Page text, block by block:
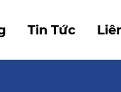
Tin Tức